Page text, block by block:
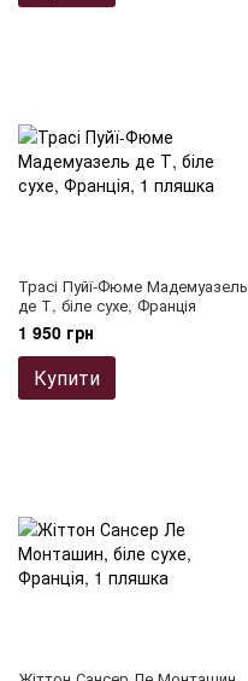
Трасі Пуйї-Фюме Мадемуазель
де Т, біле сухе, Франція
1 950 грн
Купити